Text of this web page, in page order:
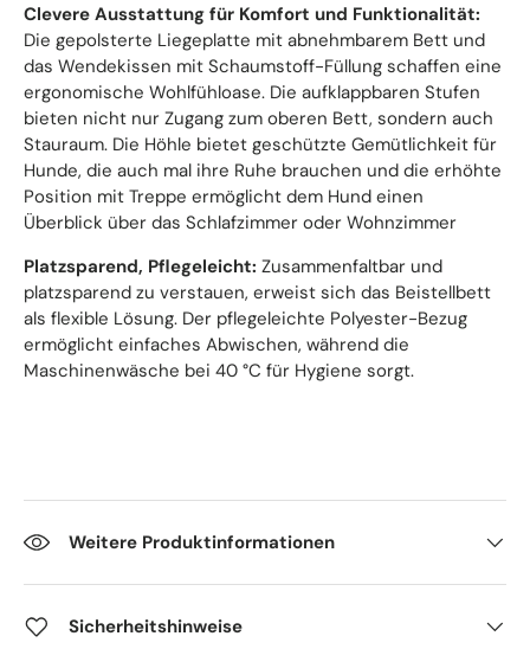
Clevere Ausstattung für Komfort und Funktionalität:
Die gepolsterte Liegeplatte mit abnehmbarem Bett und
das Wendekissen mit Schaumstoff-Füllung schaffen eine
ergonomische Wohlfühloase. Die aufklappbaren Stufen
bieten nicht nur Zugang zum oberen Bett, sondern auch
Stauraum. Die Höhle bietet geschützte Gemütlichkeit für
Hunde, die auch mal ihre Ruhe brauchen und die erhöhte
Position mit Treppe ermöglicht dem Hund einen
Überblick über das Schlafzimmer oder Wohnzimmer
Platzsparend, Pflegeleicht: Zusammenfaltbar und
platzsparend zu verstauen, erweist sich das Beistellbett
als flexible Lösung. Der pflegeleichte Polyester-Bezug
ermöglicht einfaches Abwischen, während die
Maschinenwäsche bei 40 °C für Hygiene sorgt.
Weitere Produktinformationen
Sicherheitshinweise